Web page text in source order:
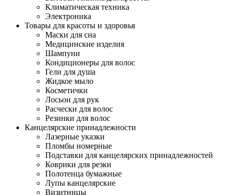
Климатическая техника
Электроника
Товары для красоты и здоровья
Маски для сна
Медицинские изделия
Шампуни
Кондиционеры для волос
Гели для душа
Жидкое мыло
Косметички
Лосьон для рук
Расчески для волос
Резинки для волос
Канцелярские принадлежности
Лазерные указки
Пломбы номерные
Подставки для канцелярских принадлежностей
Коврики для резки
Полотенца бумажные
Лупы канцелярские
Визитницы